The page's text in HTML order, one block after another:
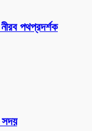
পথপ্রদর্শক
সদয়